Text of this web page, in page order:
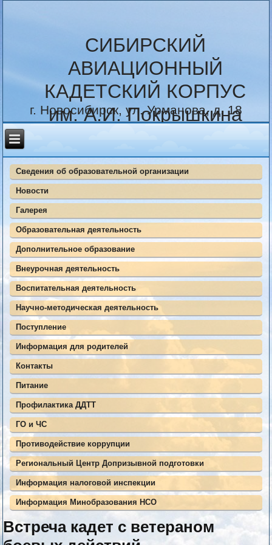
СИБИРСКИЙ
АВИАЦИОННЫЙ
КАДЕТСКИЙ КОРПУС
им. А.И. Покрышкина
г. Новосибирск, ул. Урманова, д. 18
Сведения об образовательной организации
Новости
Галерея
Образовательная деятельность
Дополнительное образование
Внеурочная деятельность
Воспитательная деятельность
Научно-методическая деятельность
Поступление
Информация для родителей
Контакты
Питание
Профилактика ДДТТ
ГО и ЧС
Противодействие коррупции
Региональный Центр Допризывной подготовки
Информация налоговой инспекции
Информация Минобразования НСО
Встреча кадет с ветераном